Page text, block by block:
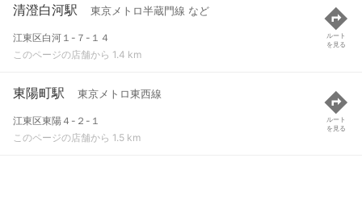
清澄白河駅 東京メトロ半蔵門線 など
江東区白河１-７-１４
このページの店舗から 1.4 km
ルート
を見る
東陽町駅 東京メトロ東西線
江東区東陽４-２-１
このページの店舗から 1.5 km
ルート
を見る